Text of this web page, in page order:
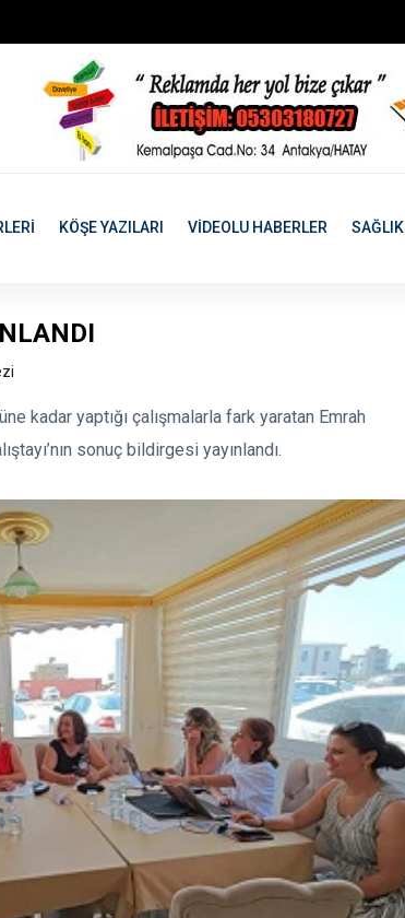
KÖŞE YAZILARI VİDEOLU HABERLER SAĞLIK
kadar yaptığı çalışmalarla fark yaratan Emrah
sonuç bildirgesi yayınlandı.